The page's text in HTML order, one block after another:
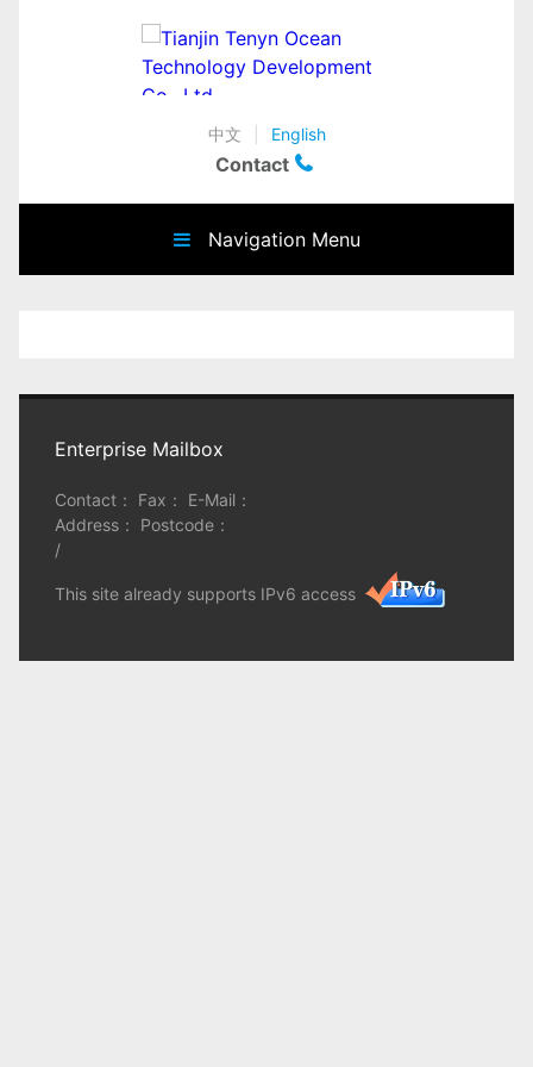
中文 English
Contact
Navigation Menu
Enterprise Mailbox
Contact： Fax： E-Mail：
Address： Postcode：
/
This site already supports IPv6 access